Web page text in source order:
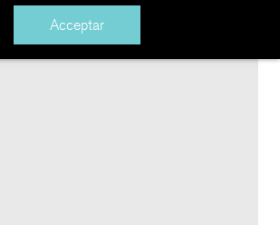
Acceptar